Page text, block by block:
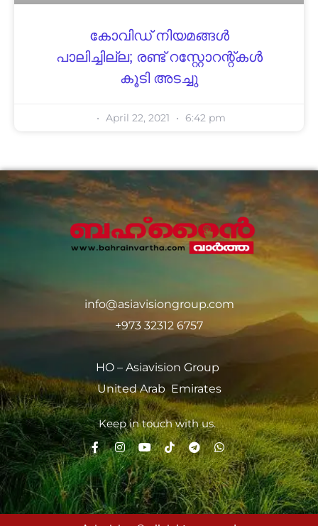
കോവിഡ് നിയമങ്ങൾ
പാലിച്ചില്ല; രണ്ട് റസ്റ്റോറന്റ്കൾ
കൂടി അടച്ചു
April 22, 2021 6:42 pm
info@asiavisiongroup.com
+973 32312 6757
HO – Asiavision Group
United Arab Emirates
Keep in touch with us.